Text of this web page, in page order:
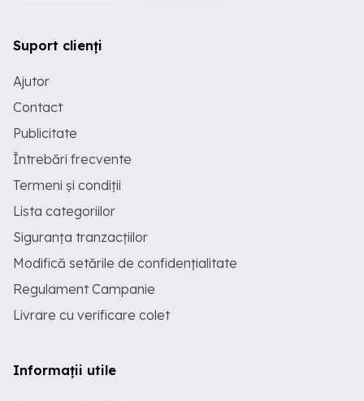
Suport clienți
Ajutor
Contact
Publicitate
Întrebări frecvente
Termeni și condiții
Lista categoriilor
Siguranța tranzacțiilor
Modifică setările de confidențialitate
Regulament Campanie
Livrare cu verificare colet
Informații utile